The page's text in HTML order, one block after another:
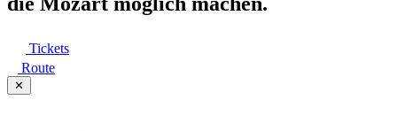
Tickets
Route
✕